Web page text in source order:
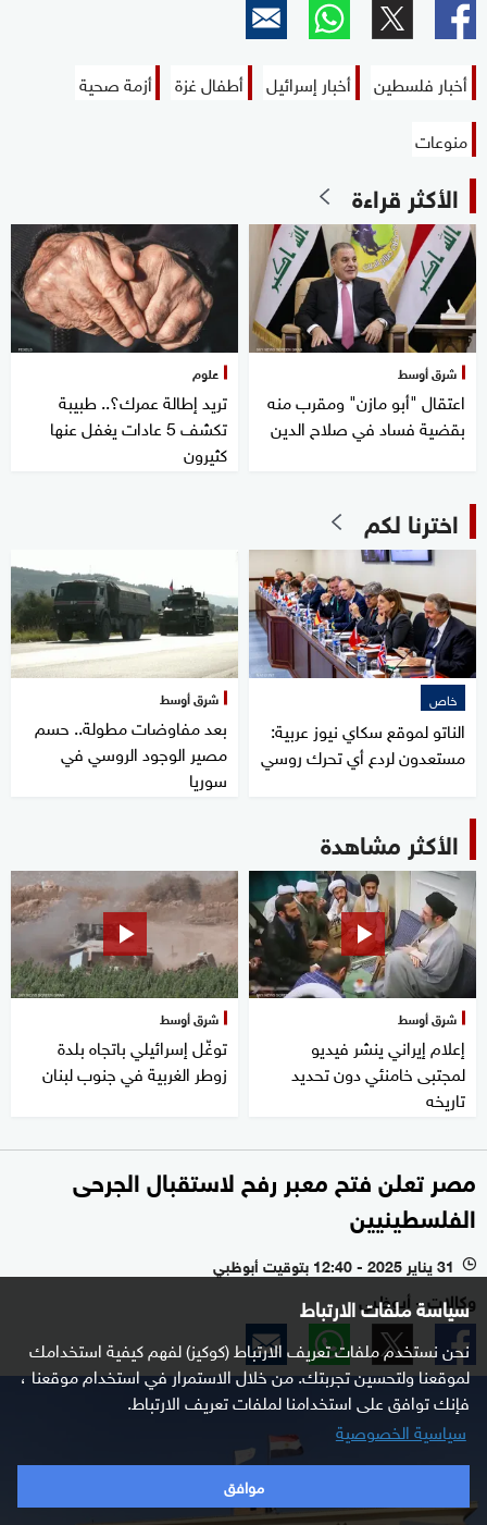
سياسة ملفات الارتباط
نحن نستخدم ملفات تعريف الارتباط (كوكيز) لفهم كيفية استخدامك
لموقعنا ولتحسين تجربتك. من خلال الاستمرار في استخدام موقعنا ،
فإنك توافق على استخدامنا لملفات تعريف الارتباط.
سياسية الخصوصية
موافق
أخبار فلسطين أخبار إسرائيل أطفال غزة
أزمة صحية
منوعات
الأكثر قراءة
شرق أوسط
اعتقال "أبو مازن" ومقرب منه
بقضية فساد في صلاح الدين
علوم
تريد إطالة عمرك؟.. طبيبة
تكشف 5 عادات يغفل عنها
كثيرون
اخترنا لكم
خاص
الناتو لموقع سكاي نيوز عربية:
مستعدون لردع أي تحرك روسي
شرق أوسط
بعد مفاوضات مطولة.. حسم
مصير الوجود الروسي في
سوريا
الأكثر مشاهدة
شرق أوسط
إعلام إيراني ينشر فيديو
لمجتبى خامنئي دون تحديد
تاريخه
شرق أوسط
توغّل إسرائيلي باتجاه بلدة
زوطر الغربية في جنوب لبنان
مصر تعلن فتح معبر رفح لاستقبال الجرحى
الفلسطينيين
l 31 يناير 2025 - 12:40 بتوقيت أبوظبي
وكالات - أبوظبي